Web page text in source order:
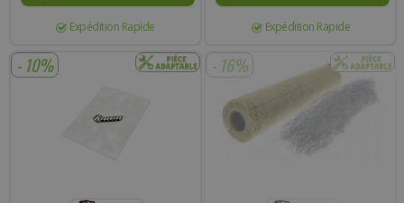
Expédition Rapide Expédition Rapide
- 10% - 16%